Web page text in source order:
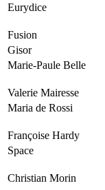
Eurydice
Fusion
Gisor
Marie-Paule Belle
Valerie Mairesse
Maria de Rossi
Françoise Hardy
Space
Christian Morin